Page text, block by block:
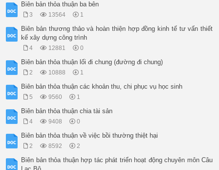
Biên bản thỏa thuận ba bên
3 13564 1
Biên bản thương thảo và hoàn thiện hợp đồng kinh tế tư vấn thiết
kế xây dựng công trình
4 12881 0
Biên bản thỏa thuận lối đi chung (đường đi chung)
2 10888 1
Biên bản thỏa thuận các khoản thu, chi phục vụ học sinh
5 9560 1
Biên bản thỏa thuận chia tài sản
4 9408 0
Biên bản thỏa thuận về việc bồi thường thiệt hại
2 8592 2
Biên bản thỏa thuận hợp tác phát triển hoạt động chuyên môn Câu